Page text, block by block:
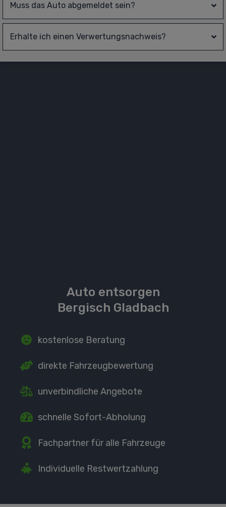
Muss das Auto abgemeldet sein?
Erhalte ich einen Verwertungsnachweis?
Auto entsorgen
Bergisch Gladbach
kostenlose Beratung
direkte Fahrzeugbewertung
unverbindliche Angebote
schnelle Sofort-Abholung
Fachpartner für alle Fahrzeuge
Individuelle Restwertzahlung